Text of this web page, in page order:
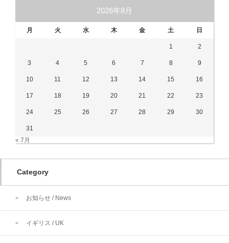
2026年8月
月 火 水 木 金 土 日
1 2
3 4 5 6 7 8 9
10 11 12 13 14 15 16
17 18 19 20 21 22 23
24 25 26 27 28 29 30
31
« 7月
Category
お知らせ / News
イギリス / UK